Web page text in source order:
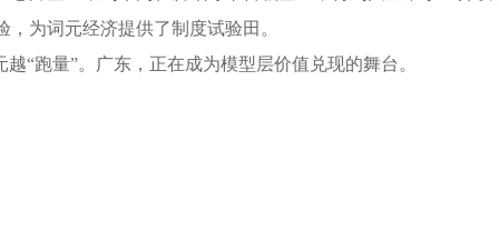
为词元经济提供了制度试验田。
跑量”。广东，正在成为模型层价值兑现的舞台。